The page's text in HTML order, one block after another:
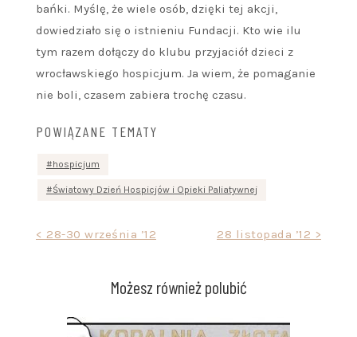
bańki. Myślę, że wiele osób, dzięki tej akcji,
dowiedziało się o istnieniu Fundacji. Kto wie ilu
tym razem dołączy do klubu przyjaciół dzieci z
wrocławskiego hospicjum. Ja wiem, że pomaganie
nie boli, czasem zabiera trochę czasu.
POWIĄZANE TEMATY
hospicjum
Światowy Dzień Hospicjów i Opieki Paliatywnej
Nawigacja< 28-30 września ’12 28 listopada ’12 >
Możesz również polubić